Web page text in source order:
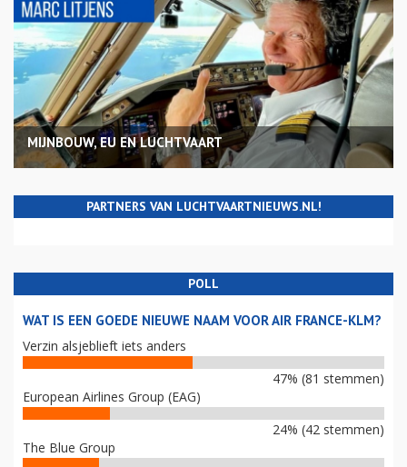
MIJNBOUW, EU EN LUCHTVAART
PARTNERS VAN LUCHTVAARTNIEUWS.NL!
POLL
WAT IS EEN GOEDE NIEUWE NAAM VOOR AIR FRANCE-KLM?
Verzin alsjeblieft iets anders
47% (81 stemmen)
European Airlines Group (EAG)
24% (42 stemmen)
The Blue Group